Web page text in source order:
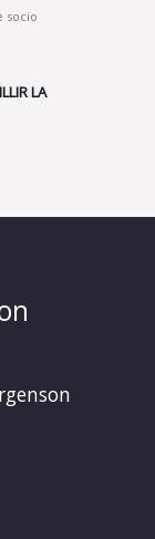
socio
LA